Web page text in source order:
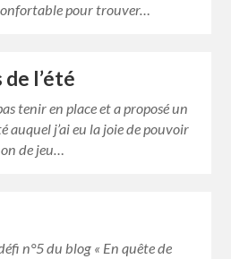
pour trouver…
de l’été
tenir en place et a proposé un
auquel j’ai eu la joie de pouvoir
de jeu…
n°5 du blog « En quête de